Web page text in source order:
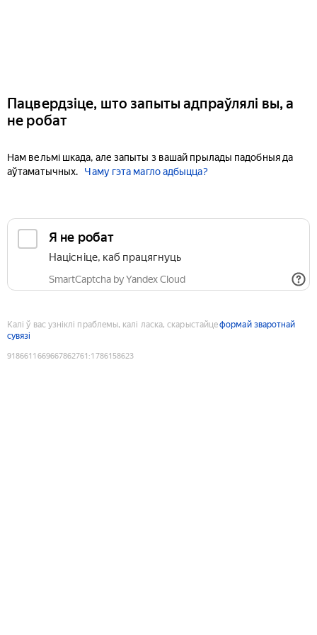
Пацвердзіце, што запыты адпраўлялі вы, а
не робат
Нам вельмі шкада, але запыты з вашай прылады падобныя да
аўтаматычных.
Чаму гэта магло адбыцца?
Я не робат
Націсніце, каб працягнуць
SmartCaptcha by Yandex Cloud
Калі ў вас узніклі праблемы, калі ласка, скарыстайцеформай зваротнай
сувязі
9186611669667862761 :1786158623